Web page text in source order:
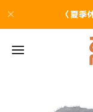
〈夏季